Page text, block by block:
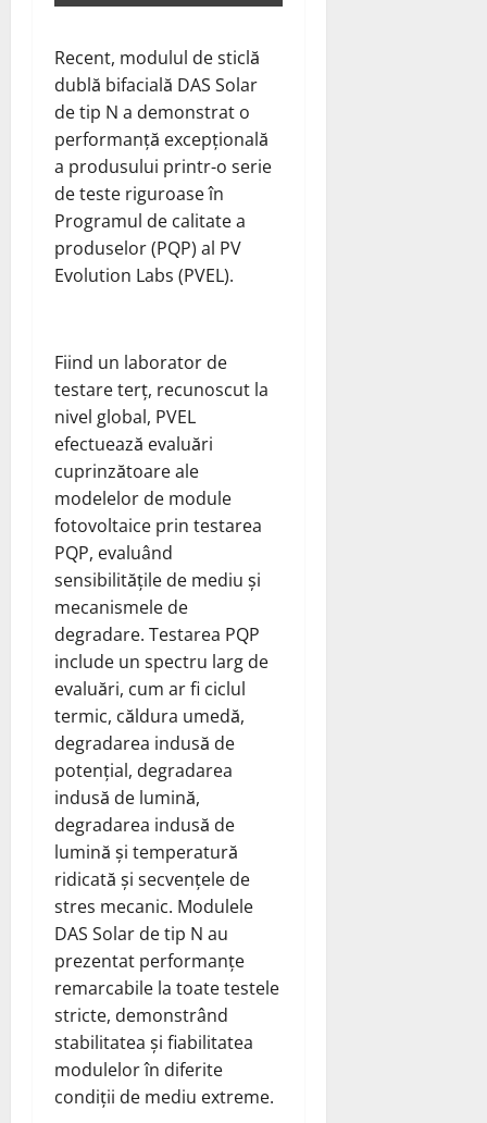
Recent, modulul de sticlă
dublă bifacială DAS Solar
de tip N a demonstrat o
performanță excepțională
a produsului printr-o serie
de teste riguroase în
Programul de calitate a
produselor (PQP) al PV
Evolution Labs (PVEL).
Fiind un laborator de
testare terț, recunoscut la
nivel global, PVEL
efectuează evaluări
cuprinzătoare ale
modelelor de module
fotovoltaice prin testarea
PQP, evaluând
sensibilitățile de mediu și
mecanismele de
degradare. Testarea PQP
include un spectru larg de
evaluări, cum ar fi ciclul
termic, căldura umedă,
degradarea indusă de
potențial, degradarea
indusă de lumină,
degradarea indusă de
lumină și temperatură
ridicată și secvențele de
stres mecanic. Modulele
DAS Solar de tip N au
prezentat performanțe
remarcabile la toate testele
stricte, demonstrând
stabilitatea și fiabilitatea
modulelor în diferite
condiții de mediu extreme.